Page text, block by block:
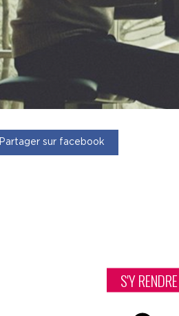
Partager sur facebook
S'Y RENDRE